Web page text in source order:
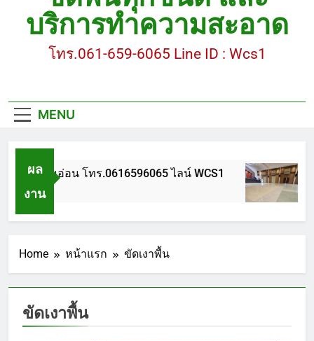
ขัดพื้นหินอ่อน โทร.0616596065 ไลน์ WCS1
บทความ : การดูแลรักษาพื้นหินขัด
บริการทำความสะอาด
โทร.061-659-6065 Line ID : Wcs1
MENU
ผล
งาน
พื้นหินอ่อน โทร.0616596065 ไลน์ WCS1
ปี Ago
บท
1 ปี
Home หน้าแรก ขัดเงาพื้น
ขัดเงาพื้น